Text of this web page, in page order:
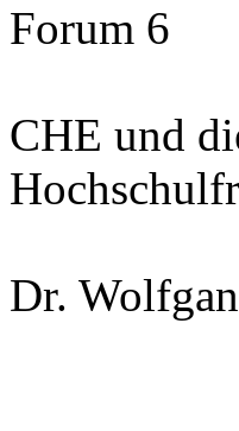
Forum 6
CHE und
Dr.